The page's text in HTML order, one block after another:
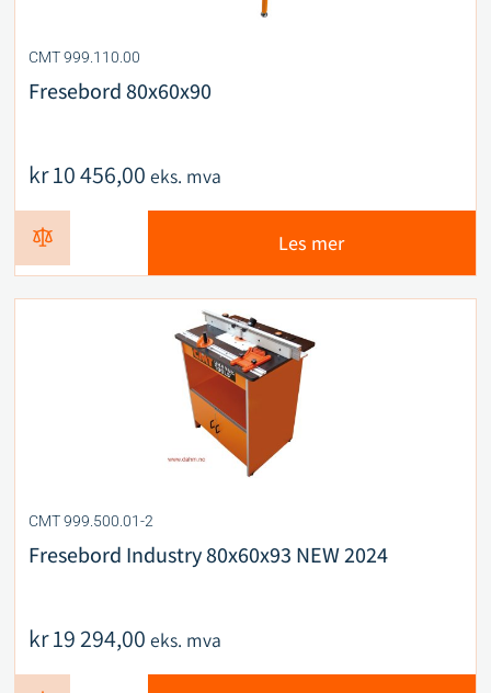
CMT 999.110.00
Fresebord 80x60x90
kr10 456,00 eks. mva
Les mer
CMT 999.500.01-2
Fresebord Industry 80x60x93 NEW 2024
kr19 294,00 eks. mva